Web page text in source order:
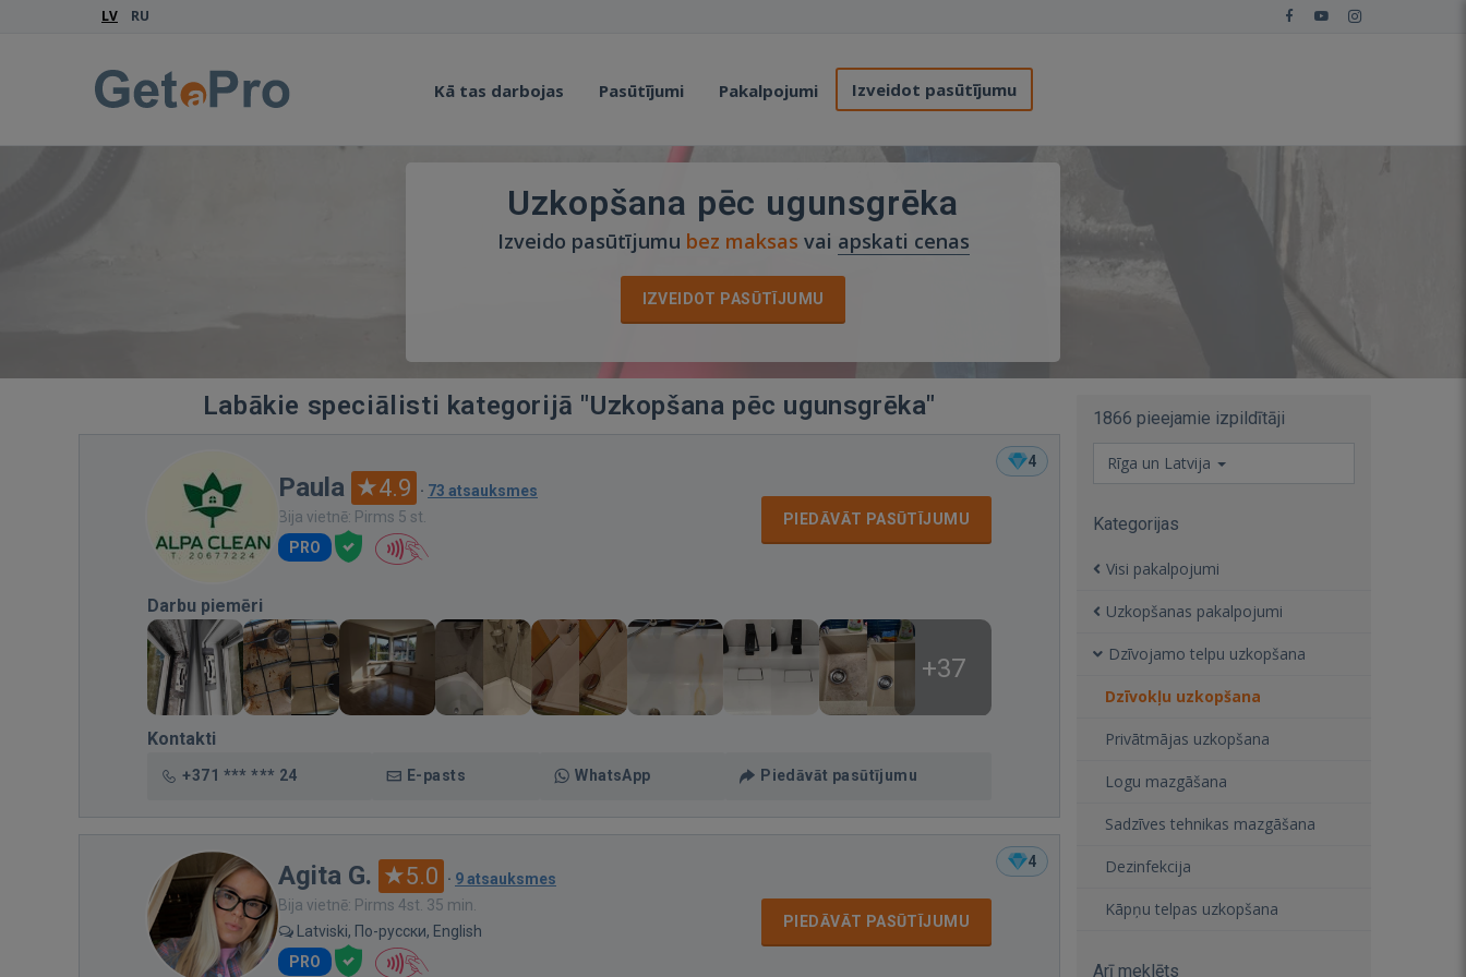
LV RU
Kā tas darbojas Pasūtījumi Pakalpojumi Izveidot pasūtījumu
Uzkopšana pēc ugunsgrēka
Izveido pasūtījumu bez maksas vai apskati cenas
IZVEIDOT PASŪTĪJUMU
Labākie speciālisti kategorijā "Uzkopšana pēc ugunsgrēka"
4
Paula 4.9 · 73 atsauksmes
Bija vietnē: Pirms 5 st.
PRO
PIEDĀVĀT PASŪTĪJUMU
Darbu piemēri
+37
Kontakti
+371 *** *** 24 E-pasts WhatsApp Piedāvāt pasūtījumu
4
Agita G. 5.0 · 9 atsauksmes
Bija vietnē: Pirms 4st. 35 min.
Latviski, По-русски, English
PRO
PIEDĀVĀT PASŪTĪJUMU
1866 pieejamie izpildītāji
Rīga un Latvija
Kategorijas
Visi pakalpojumi
Uzkopšanas pakalpojumi
Dzīvojamo telpu uzkopšana
Dzīvokļu uzkopšana
Privātmājas uzkopšana
Logu mazgāšana
Sadzīves tehnikas mazgāšana
Dezinfekcija
Kāpņu telpas uzkopšana
Arī meklēts